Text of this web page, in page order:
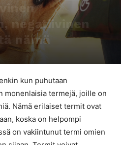
negatiivinen
nämä
kun puhutaan
monenlaisia termejä, joille on
Nämä erilaiset termit ovat
koska on helpompi
on vakiintunut termi omien